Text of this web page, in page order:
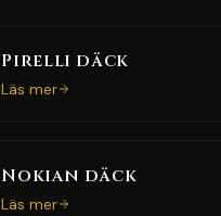
Pirelli däck
Läs mer
Nokian däck
Läs mer